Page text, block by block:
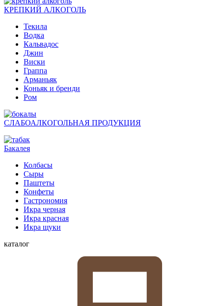
КРЕПКИЙ АЛКОГОЛЬ
Текила
Водка
Кальвадос
Джин
Виски
Граппа
Арманьяк
Коньяк и бренди
Ром
СЛАБОАЛКОГОЛЬНАЯ ПРОДУКЦИЯ
Бакалея
Колбасы
Сыры
Паштеты
Конфеты
Гастрономия
Икра черная
Икра красная
Икра щуки
каталог